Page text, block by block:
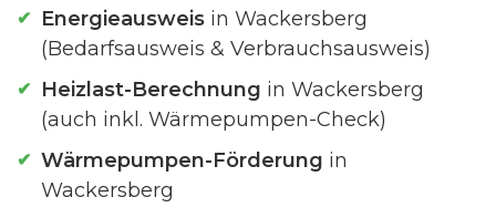
Energieausweis in Wackersberg
(Bedarfsausweis & Verbrauchsausweis)
Heizlast-Berechnung in Wackersberg
(auch inkl. Wärmepumpen-Check)
Wärmepumpen-Förderung in
Wackersberg